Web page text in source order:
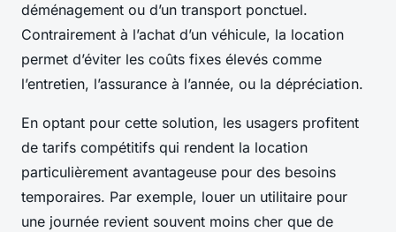
déménagement ou d’un transport ponctuel.
Contrairement à l’achat d’un véhicule, la location
permet d’éviter les coûts fixes élevés comme
l’entretien, l’assurance à l’année, ou la dépréciation.
En optant pour cette solution, les usagers profitent
de tarifs compétitifs qui rendent la location
particulièrement avantageuse pour des besoins
temporaires. Par exemple, louer un utilitaire pour
une journée revient souvent moins cher que de